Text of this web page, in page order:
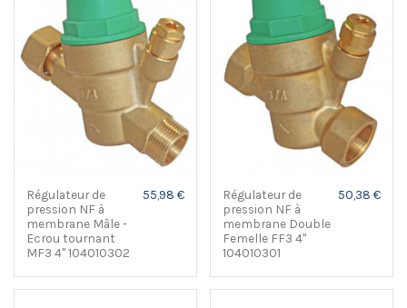
Régulateur de
pression NF à
membrane Mâle -
Ecrou tournant
MF3 4" 104010302
55,98 €
Régulateur de
pression NF à
membrane Double
Femelle FF3 4"
104010301
50,38 €